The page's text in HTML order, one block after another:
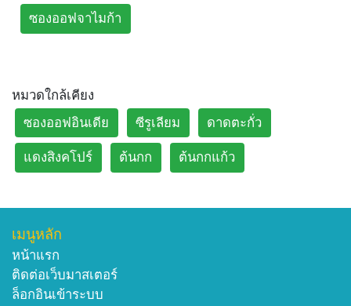
province, Thailand
Head Office : Bangkok, Thailand
Email :
Tel / Whatsapp : +66 94 562 2085
Facebook : Alungkarn Garden
Instagram : Alungkarn Garden
Youtube : Alungkarn Garden
Line : @alungkarn
Web :http://www.alungkarngarden.com
ซองออฟจาไมก้า
หมวดใกล้เคียง
ซองออฟอินเดีย
ซีรูเลียม ดาดตะกั่ว
แดงสิงคโปร์ ต้นกก ต้นกกแก้ว
เมนูหลัก
หน้าแรก
ติดต่อเว็บมาสเตอร์
ล็อกอินเข้าระบบ